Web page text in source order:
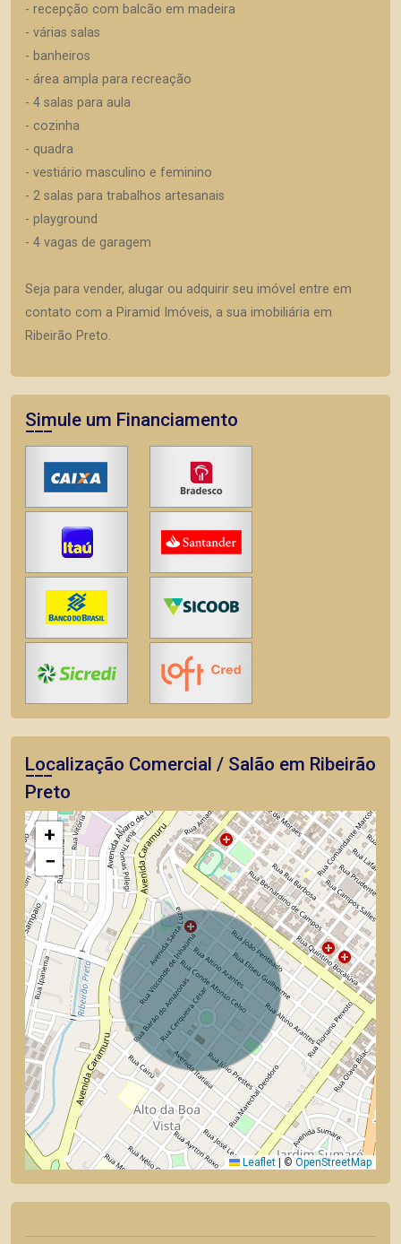
- recepção com balcão em madeira
- várias salas
- banheiros
- área ampla para recreação
- 4 salas para aula
- cozinha
- quadra
- vestiário masculino e feminino
- 2 salas para trabalhos artesanais
- playground
- 4 vagas de garagem
Seja para vender, alugar ou adquirir seu imóvel entre em
contato com a Piramid Imóveis, a sua imobiliária em
Ribeirão Preto.
Simule um Financiamento
Localização Comercial / Salão em Ribeirão
Preto
+
−
Leaflet |©OpenStreetMap